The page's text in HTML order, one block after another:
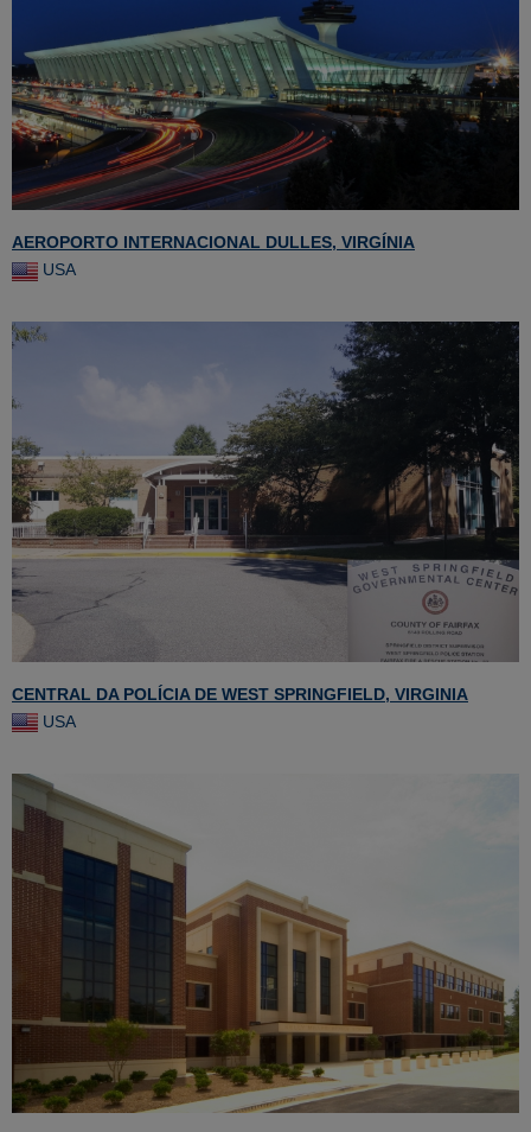
AEROPORTO INTERNACIONAL DULLES, VIRGÍNIA
USA
CENTRAL DA POLÍCIA DE WEST SPRINGFIELD, VIRGINIA
USA